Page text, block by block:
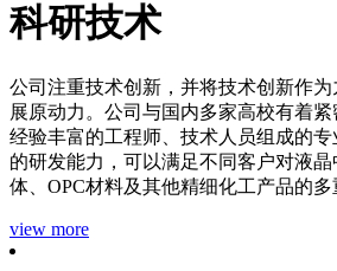
科研技术
公司注重技术创新，并将技术创新作
展原动力。公司与国内多家高校有着
经验丰富的工程师、技术人员组成的
的研发能力，可以满足不同客户对液
体、OPC材料及其他精细化工产品的多
view more